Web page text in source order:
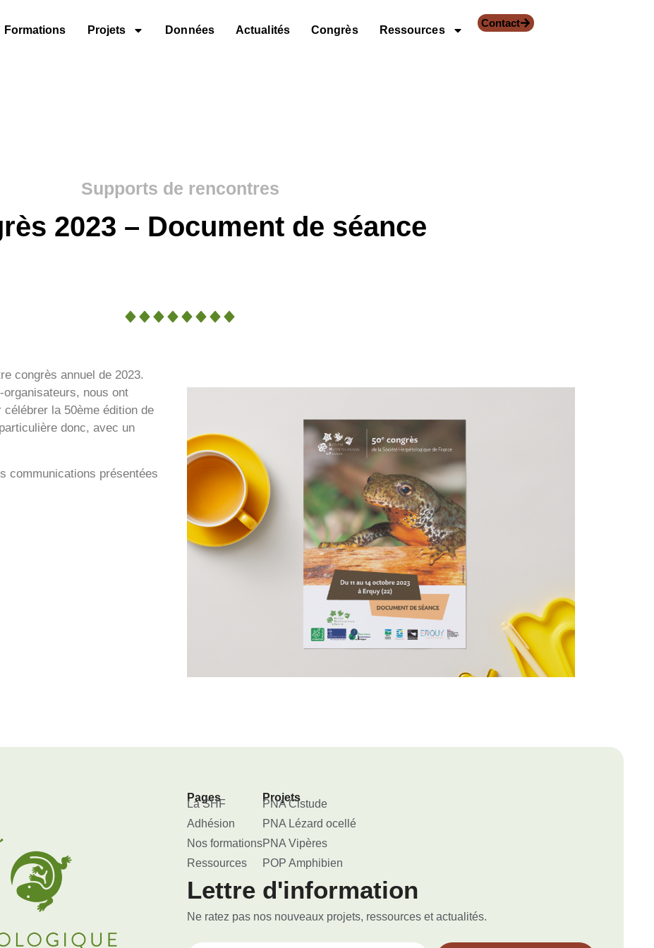
Formations Projets Données Actualités Congrès Ressources
Contact
Supports de rencontres
2023 – Document de séance
congrès annuel de 2023.
nous ont
la 50ème édition de
donc, avec un
communications présentées
Pages
La SHF
Adhésion
Nos formations
Ressources
Projets
PNA Cistude
PNA Lézard ocellé
PNA Vipères
POP Amphibien
Lettre d'information
Ne ratez pas nos nouveaux projets, ressources et actualités.